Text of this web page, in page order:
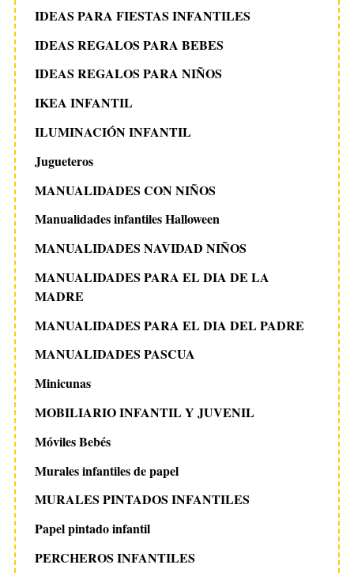
IDEAS PARA FIESTAS INFANTILES
IDEAS REGALOS PARA BEBES
IDEAS REGALOS PARA NIÑOS
IKEA INFANTIL
ILUMINACIÓN INFANTIL
Jugueteros
MANUALIDADES CON NIÑOS
Manualidades infantiles Halloween
MANUALIDADES NAVIDAD NIÑOS
MANUALIDADES PARA EL DIA DE LA
MADRE
MANUALIDADES PARA EL DIA DEL PADRE
MANUALIDADES PASCUA
Minicunas
MOBILIARIO INFANTIL Y JUVENIL
Móviles Bebés
Murales infantiles de papel
MURALES PINTADOS INFANTILES
Papel pintado infantil
PERCHEROS INFANTILES